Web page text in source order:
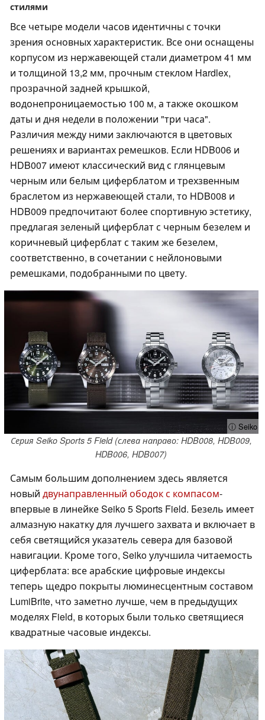
стилями
Все четыре модели часов идентичны с точки
зрения основных характеристик. Все они оснащены
корпусом из нержавеющей стали диаметром 41 мм
и толщиной 13,2 мм, прочным стеклом Hardlex,
прозрачной задней крышкой,
водонепроницаемостью 100 м, а также окошком
даты и дня недели в положении "три часа".
Различия между ними заключаются в цветовых
решениях и вариантах ремешков. Если HDB006 и
HDB007 имеют классический вид с глянцевым
черным или белым циферблатом и трехзвенным
браслетом из нержавеющей стали, то HDB008 и
HDB009 предпочитают более спортивную эстетику,
предлагая зеленый циферблат с черным безелем и
коричневый циферблат с таким же безелем,
соответственно, в сочетании с нейлоновыми
ремешками, подобранными по цвету.
ⓘ Seiko
Серия Seiko Sports 5 Field (слева направо: HDB008, HDB009,
HDB006, HDB007)
Самым большим дополнением здесь является
новый двунаправленный ободок с компасом-
впервые в линейке Seiko 5 Sports Field. Безель имеет
алмазную накатку для лучшего захвата и включает в
себя светящийся указатель севера для базовой
навигации. Кроме того, Seiko улучшила читаемость
циферблата: все арабские цифровые индексы
теперь щедро покрыты люминесцентным составом
LumiBrite, что заметно лучше, чем в предыдущих
моделях Field, в которых были только светящиеся
квадратные часовые индексы.